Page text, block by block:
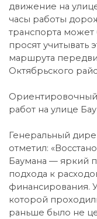
движение на
часы работы
транспорта
просят
маршрута
Октябрьского
работ на улице
Генеральный
отметил:
Баумана — яркий
подхода к
финансирования.
которой
раньше было не